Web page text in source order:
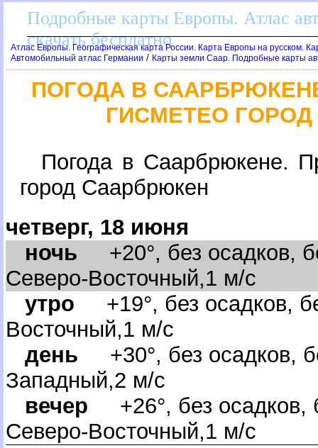
Подробные карты Европы. Атлас
скачать бесплатно
Атлас Европы. Географическая карта России. Карта Европы на русском.
Автомобильный атлас Германии / Карты земли Саар. Подробные карты
ПОГОДА В
ГИСМЕТЕО
Погода в Саарбрюкене.
ород Саарбрюкен
четверг, 18 июня
ночь +20°, без осадков,
Северо-Восточный,1 м/с
утро +19°, без осадков,
осточный,1 м/с
день +30°, без осадков,
Западный,2 м/с
ечер +26°, без осадков,
Северо-Восточный,1 м/с